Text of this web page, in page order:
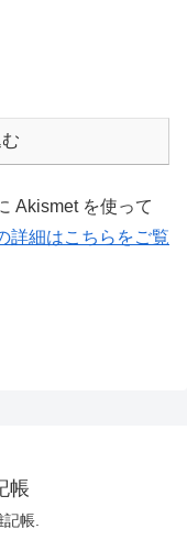
Akismet を使って
詳細はこちらをご覧
帳
帳.